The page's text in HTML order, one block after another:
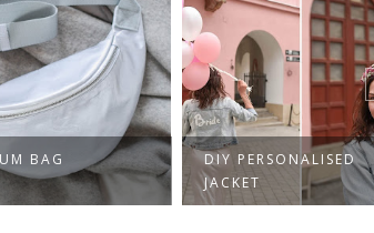
BAG
DIY PERSONALISED
JACKET